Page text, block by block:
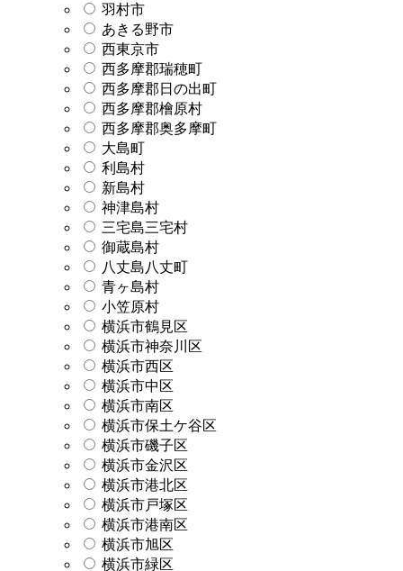
羽村市
あきる野市
西東京市
西多摩郡瑞穂町
西多摩郡日の出町
西多摩郡檜原村
西多摩郡奥多摩町
大島町
利島村
新島村
神津島村
三宅島三宅村
御蔵島村
八丈島八丈町
青ヶ島村
小笠原村
横浜市鶴見区
横浜市神奈川区
横浜市西区
横浜市中区
横浜市南区
横浜市保土ケ谷区
横浜市磯子区
横浜市金沢区
横浜市港北区
横浜市戸塚区
横浜市港南区
横浜市旭区
横浜市緑区